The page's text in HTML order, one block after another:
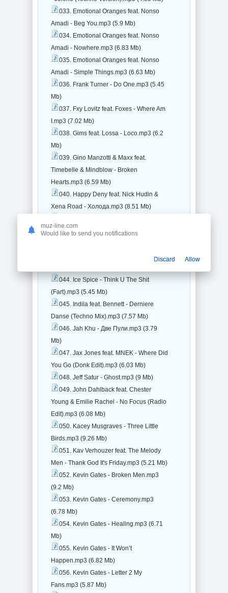
033. Emotional Oranges feat. Nonso
Amadi - Beg You.mp3 (5.9 Mb)
034. Emotional Oranges feat. Nonso
Amadi - Nowhere.mp3 (6.83 Mb)
035. Emotional Oranges feat. Nonso
Amadi - Simple Things.mp3 (6.63 Mb)
036. Frank Turner - Do One.mp3 (5.45
Mb)
037. Fxy Lovitz feat. Foxes - Where Am
I.mp3 (7.02 Mb)
038. Gims feat. Lossa - Loco.mp3 (6.2
Mb)
039. Gino Manzotti & Maxx feat.
Timebelle & Mindblow - Broken
Hearts.mp3 (6.59 Mb)
040. Happy Deny feat. Nick Hudin &
Xena Road - Холода.mp3 (8.51 Mb)
Night.mp3 (6.56 Mb)
044. Ice Spice - Think U The Shit
(Fart).mp3 (5.45 Mb)
045. Indila feat. Bennett - Derniere
Danse (Techno Mix).mp3 (7.57 Mb)
046. Jah Khu - Две Пули.mp3 (3.79
Mb)
047. Jax Jones feat. MNEK - Where Did
You Go (Donk Edit).mp3 (6.03 Mb)
048. Jeff Satur - Ghost.mp3 (9 Mb)
049. John Dahlback feat. Chester
Young & Emilie Rachel - No Focus (Radio
Edit).mp3 (6.08 Mb)
050. Kacey Musgraves - Three Little
Birds.mp3 (9.26 Mb)
051. Kav Verhouzer feat. The Melody
Men - Thank God It's Friday.mp3 (5.21 Mb)
052. Kevin Gates - Broken Men.mp3
(9.2 Mb)
053. Kevin Gates - Ceremony.mp3
(6.78 Mb)
054. Kevin Gates - Healing.mp3 (6.71
Mb)
055. Kevin Gates - It Won’t
Happen.mp3 (6.82 Mb)
056. Kevin Gates - Letter 2 My
Fans.mp3 (5.87 Mb)
muz-line.com
Would like to send you notifications
Discard Allow